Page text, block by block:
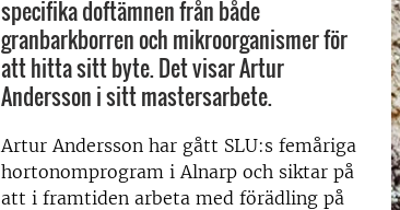
specifika doftämnen från både
granbarkborren och mikroorganismer för
att hitta sitt byte. Det visar Artur
Andersson i sitt mastersarbete.
Artur Andersson har gått SLU:s femåriga
hortonomprogram i Alnarp och siktar på
att i framtiden arbeta med förädling på